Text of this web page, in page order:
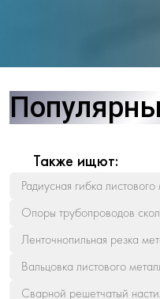
Также ищют:
Радиусная гибка
Опоры трубопроводов
Ленточнопильная резка
Вальцовка листового
Сварной решетчатый